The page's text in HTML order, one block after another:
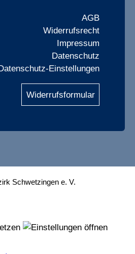
AGB
Widerrufsrecht
Impressum
Datenschutz
Einstellungen
Widerrufsformular
Schwetzingen e. V.